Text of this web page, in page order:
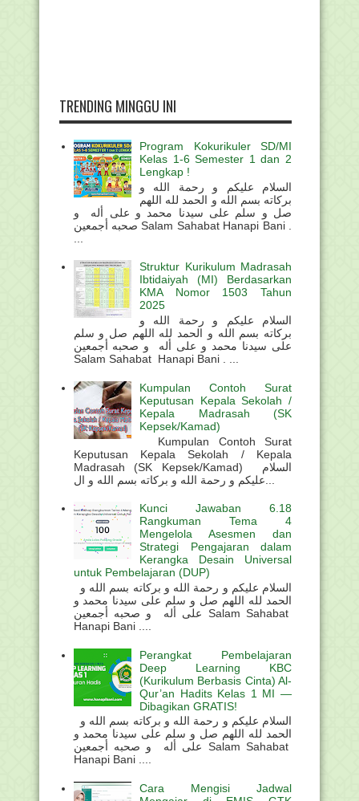
TRENDING MINGGU INI
Program Kokurikuler SD/MI
Kelas 1-6 Semester 1 dan 2
Lengkap !
السلام عليكم و رحمة الله و
بركاته بسم الله و الحمد لله اللهم
صل و سلم على سيدنا محمد و على أله و
صحبه أجمعين Salam Sahabat Hanapi Bani .
Struktur Kurikulum Madrasah
Ibtidaiyah (MI) Berdasarkan
KMA Nomor 1503 Tahun
2025
السلام عليكم و رحمة الله و
بركاته بسم الله و الحمد لله اللهم صل و سلم
على سيدنا محمد و على أله و صحبه أجمعين
Salam Sahabat Hanapi Bani . ...
Kumpulan Contoh Surat
Keputusan Kepala Sekolah /
Kepala Madrasah (SK
Kepsek/Kamad)
Kumpulan Contoh Surat
Keputusan Kepala Sekolah / Kepala
Madrasah (SK Kepsek/Kamad) السلام
Kunci Jawaban 6.18
Rangkuman Tema 4
Mengelola Asesmen dan
Strategi Pengajaran dalam
Kerangka Desain Universal
untuk Pembelajaran (DUP)
الحمد لله اللهم صل و سلم على سيدنا محمد و
على أله و صحبه أجمعين Salam Sahabat
Hanapi Bani ....
Perangkat Pembelajaran
Deep Learning KBC
(Kurikulum Berbasis Cinta) Al-
Qur’an Hadits Kelas 1 MI —
Dibagikan GRATIS!
الحمد لله اللهم صل و سلم على سيدنا محمد و
على أله و صحبه أجمعين Salam Sahabat
Hanapi Bani ....
Cara Mengisi Jadwal